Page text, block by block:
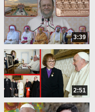
Papa
padre
suo
O’Connell,
Review,
avanti.
3:39
2:51